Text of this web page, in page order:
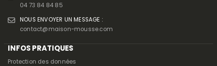
04 73 84 84 85
NOUS ENVOYER UN MESSAGE :
contact@maison-mousse.com
INFOS PRATIQUES
Protection des données